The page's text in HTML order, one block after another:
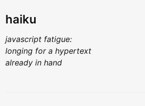
haiku
javascript fatigue:
longing for a hypertext
already in hand